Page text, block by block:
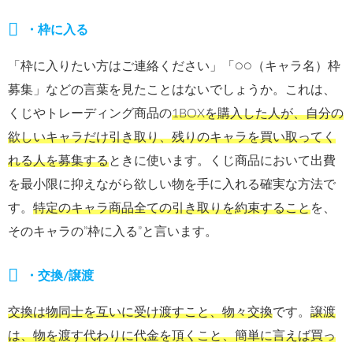
・枠に入る
「枠に入りたい方はご連絡ください」「○○（キャラ名）枠
募集」などの言葉を見たことはないでしょうか。これは、
くじやトレーディング商品の1BOXを購入した人が、自分の
欲しいキャラだけ引き取り、残りのキャラを買い取ってく
れる人を募集するときに使います。くじ商品において出費
を最小限に抑えながら欲しい物を手に入れる確実な方法で
す。 特定のキャラ商品全ての引き取りを約束することを、
そのキャラの”枠に入る”と言います。
・交換/譲渡
交換は物同士を互いに受け渡すこと、物々交換です。 譲渡
は、物を渡す代わりに代金を頂くこと、簡単に言えば買っ